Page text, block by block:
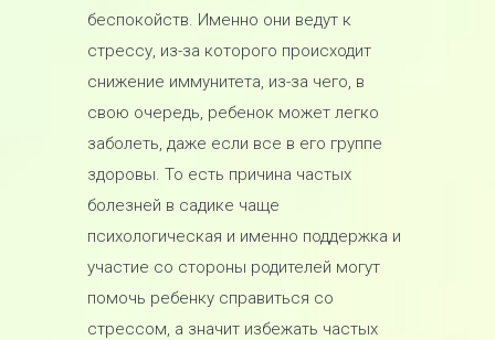
беспокойств. Именно они ведут к
стрессу, из-за которого происходит
снижение иммунитета, из-за чего, в
свою очередь, ребенок может легко
заболеть, даже если все в его группе
здоровы. То есть причина частых
болезней в садике чаще
психологическая и именно поддержка и
участие со стороны родителей могут
помочь ребенку справиться со
стрессом, а значит избежать частых